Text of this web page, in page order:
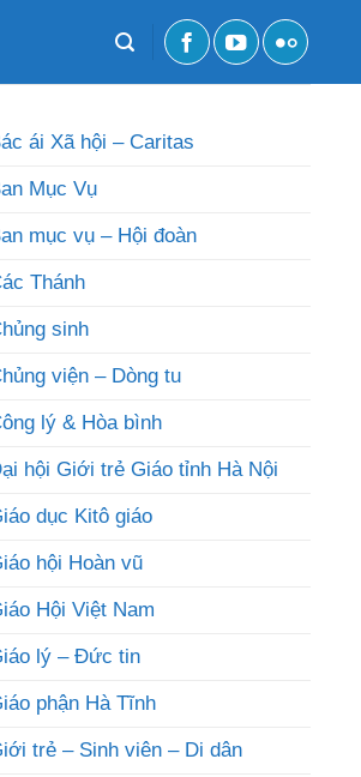
ái Xã hội – Caritas
Mục Vụ
mục vụ – Hội đoàn
Thánh
sinh
viện – Dòng tu
lý & Hòa bình
hội Giới trẻ Giáo tỉnh Hà Nội
dục Kitô giáo
hội Hoàn vũ
Hội Việt Nam
lý – Đức tin
phận Hà Tĩnh
trẻ – Sinh viên – Di dân